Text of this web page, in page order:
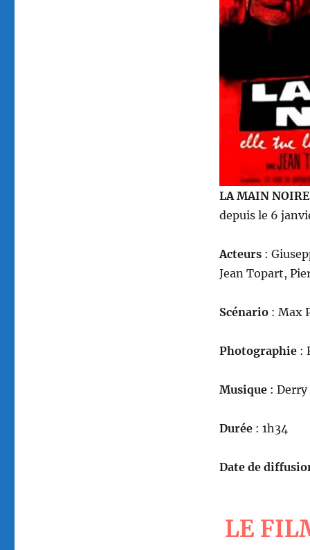
LA MAIN NOIRE
depuis le 6
Acteurs:
Jean Topart,
Scénario: Max
Photographie:
Musique : Derry
Durée: 1h34
Date de
LE